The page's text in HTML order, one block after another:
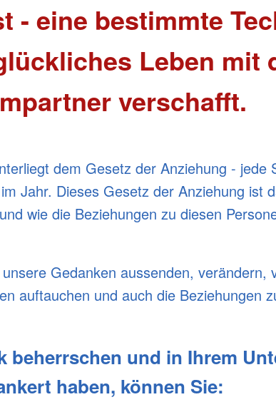
- eine bestimmte
Leben mit
verschafft.
dem Gesetz der Anziehung - jede
Jahr. Dieses Gesetz der Anziehung ist
wie die Beziehungen zu diesen
Gedanken aussenden, verändern,
auftauchen und auch die Beziehungen
beherrschen und in Ihrem
haben, können Sie: